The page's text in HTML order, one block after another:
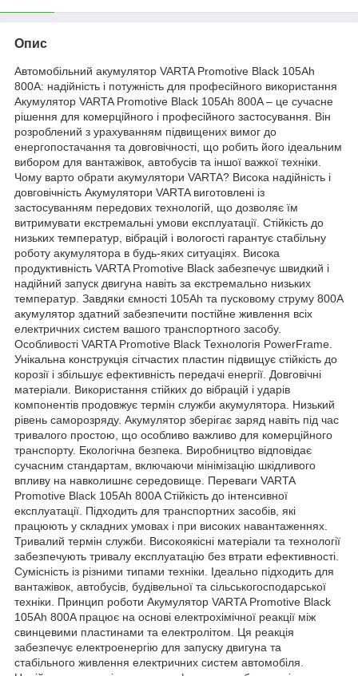
Опис
Автомобільний акумулятор VARTA Promotive Black 105Ah
800A: надійність і потужність для професійного використання
Акумулятор VARTA Promotive Black 105Ah 800A – це сучасне
рішення для комерційного і професійного застосування. Він
розроблений з урахуванням підвищених вимог до
енергопостачання та довговічності, що робить його ідеальним
вибором для вантажівок, автобусів та іншої важкої техніки.
Чому варто обрати акумулятори VARTA? Висока надійність і
довговічність Акумулятори VARTA виготовлені із
застосуванням передових технологій, що дозволяє їм
витримувати екстремальні умови експлуатації. Стійкість до
низьких температур, вібрацій і вологості гарантує стабільну
роботу акумулятора в будь-яких ситуаціях. Висока
продуктивність VARTA Promotive Black забезпечує швидкий і
надійний запуск двигуна навіть за екстремально низьких
температур. Завдяки ємності 105Ah та пусковому струму 800A
акумулятор здатний забезпечити постійне живлення всіх
електричних систем вашого транспортного засобу.
Особливості VARTA Promotive Black Технологія PowerFrame.
Унікальна конструкція сітчастих пластин підвищує стійкість до
корозії і збільшує ефективність передачі енергії. Довговічні
матеріали. Використання стійких до вібрацій і ударів
компонентів продовжує термін служби акумулятора. Низький
рівень саморозряду. Акумулятор зберігає заряд навіть під час
тривалого простою, що особливо важливо для комерційного
транспорту. Екологічна безпека. Виробництво відповідає
сучасним стандартам, включаючи мінімізацію шкідливого
впливу на навколишнє середовище. Переваги VARTA
Promotive Black 105Ah 800A Стійкість до інтенсивної
експлуатації. Підходить для транспортних засобів, які
працюють у складних умовах і при високих навантаженнях.
Тривалий термін служби. Високоякісні матеріали та технології
забезпечують тривалу експлуатацію без втрати ефективності.
Сумісність із різними типами техніки. Ідеально підходить для
вантажівок, автобусів, будівельної та сільськогосподарської
техніки. Принцип роботи Акумулятор VARTA Promotive Black
105Ah 800A працює на основі електрохімічної реакції між
свинцевими пластинами та електролітом. Ця реакція
забезпечує електроенергію для запуску двигуна та
стабільного живлення електричних систем автомобіля.